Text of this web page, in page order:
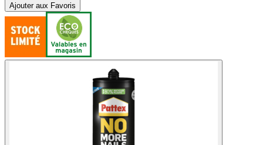
Ajouter aux Favoris